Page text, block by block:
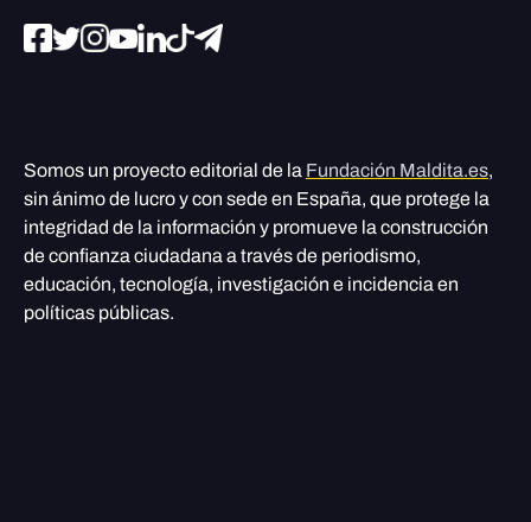
Somos un proyecto editorial de la Fundación Maldita.es,
sin ánimo de lucro y con sede en España, que protege la
integridad de la información y promueve la construcción
de confianza ciudadana a través de periodismo,
educación, tecnología, investigación e incidencia en
políticas públicas.